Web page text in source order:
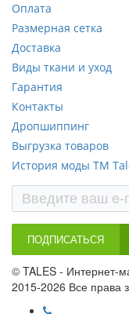
Оплата
Размерная сетка
Доставка
Виды ткани и уход
Гарантия
Контакты
Дропшиппинг
Выгрузка товаров
История моды ТМ
ПОДПИСАТЬСЯ
© TALES - Интернет-
2015-2026 Все права